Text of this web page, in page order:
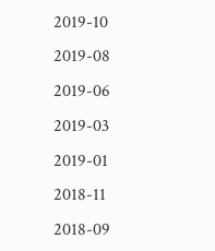
2019-10
2019-08
2019-06
2019-03
2019-01
2018-11
2018-09